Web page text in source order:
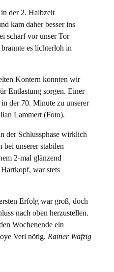
der 2. Halbzeit
kam daher besser ins
scharf vor unser Tor
es lichterloh in
Kontern konnten wir
Entlastung sorgen. Einer
der 70. Minute zu unserer
Lammert (Foto).
der Schlussphase wirklich
bei unserer stabilen
2-mal glänzend
war stets
Erfolg war groß, doch
nach oben herzustellen.
Wochenende ein
Verl nötig. Rainer Wafzig